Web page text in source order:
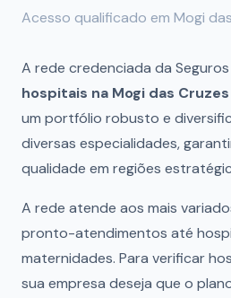
Acesso qualificado em Mogi
A rede credenciada da
hospitais na Mogi das Cruzes
um portfólio robusto e
diversas especialidades,
qualidade em regiões
A rede atende aos mais
pronto-atendimentos até
maternidades. Para verificar
sua empresa deseja que o